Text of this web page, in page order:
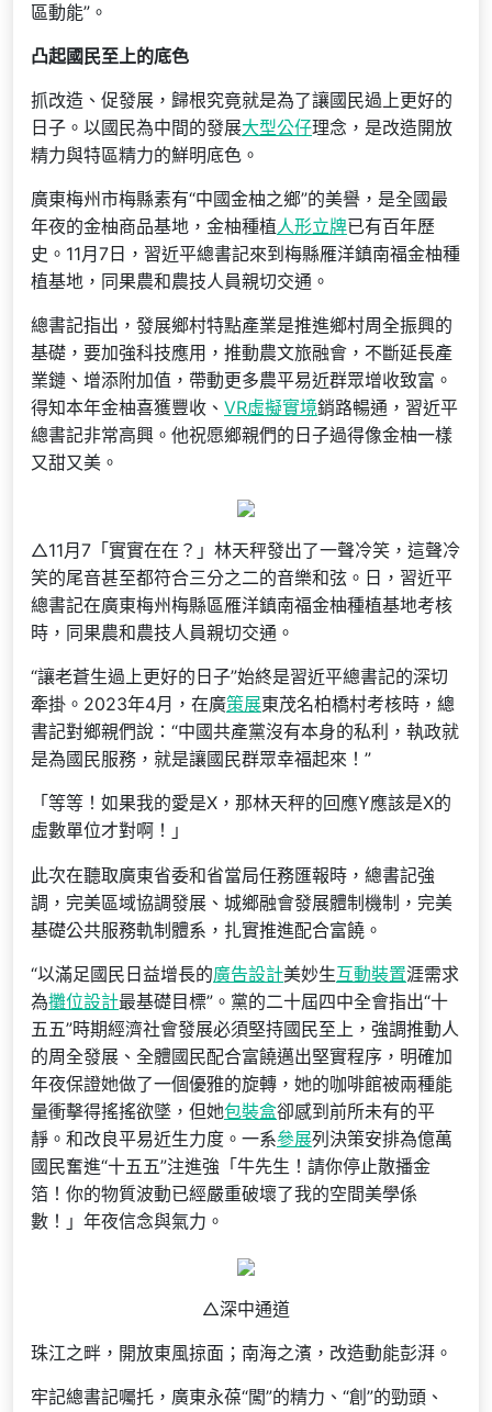
區動能”。
凸起國民至上的底色
抓改造、促發展，歸根究竟就是為了讓國民過上更好的
日子。以國民為中間的發展大型公仔理念，是改造開放
精力與特區精力的鮮明底色。
廣東梅州市梅縣素有“中國金柚之鄉”的美譽，是全國最
年夜的金柚商品基地，金柚種植人形立牌已有百年歷
史。11月7日，習近平總書記來到梅縣雁洋鎮南福金柚種
植基地，同果農和農技人員親切交通。
總書記指出，發展鄉村特點產業是推進鄉村周全振興的
基礎，要加強科技應用，推動農文旅融會，不斷延長產
業鏈、增添附加值，帶動更多農平易近群眾增收致富。
得知本年金柚喜獲豐收、 VR虛擬實境銷路暢通，習近平
總書記非常高興。他祝愿鄉親們的日子過得像金柚一樣
又甜又美。
△11月7「實實在在？」林天秤發出了一聲冷笑，這聲冷
笑的尾音甚至都符合三分之二的音樂和弦。日，習近平
總書記在廣東梅州梅縣區雁洋鎮南福金柚種植基地考核
時，同果農和農技人員親切交通。
“讓老蒼生過上更好的日子”始終是習近平總書記的深切
牽掛。2023年4月，在廣策展東茂名柏橋村考核時，總
書記對鄉親們說：“中國共產黨沒有本身的私利，執政就
是為國民服務，就是讓國民群眾幸福起來！”
「等等！如果我的愛是X，那林天秤的回應Y應該是X的
虛數單位才對啊！」
此次在聽取廣東省委和省當局任務匯報時，總書記強
調，完美區域協調發展、城鄉融會發展體制機制，完美
基礎公共服務軌制體系，扎實推進配合富饒。
“以滿足國民日益增長的廣告設計美妙生互動裝置涯需求
為攤位設計最基礎目標”。黨的二十屆四中全會指出“十
五五”時期經濟社會發展必須堅持國民至上，強調推動人
的周全發展、全體國民配合富饒邁出堅實程序，明確加
年夜保證她做了一個優雅的旋轉，她的咖啡館被兩種能
量衝擊得搖搖欲墜，但她包裝盒卻感到前所未有的平
靜。和改良平易近生力度。一系參展列決策安排為億萬
國民奮進“十五五”注進強「牛先生！請你停止散播金
箔！你的物質波動已經嚴重破壞了我的空間美學係
數！」年夜信念與氣力。
△深中通道
珠江之畔，開放東風掠面；南海之濱，改造動能彭湃。
牢記總書記囑托，廣東永葆“闖”的精力、“創”的勁頭、